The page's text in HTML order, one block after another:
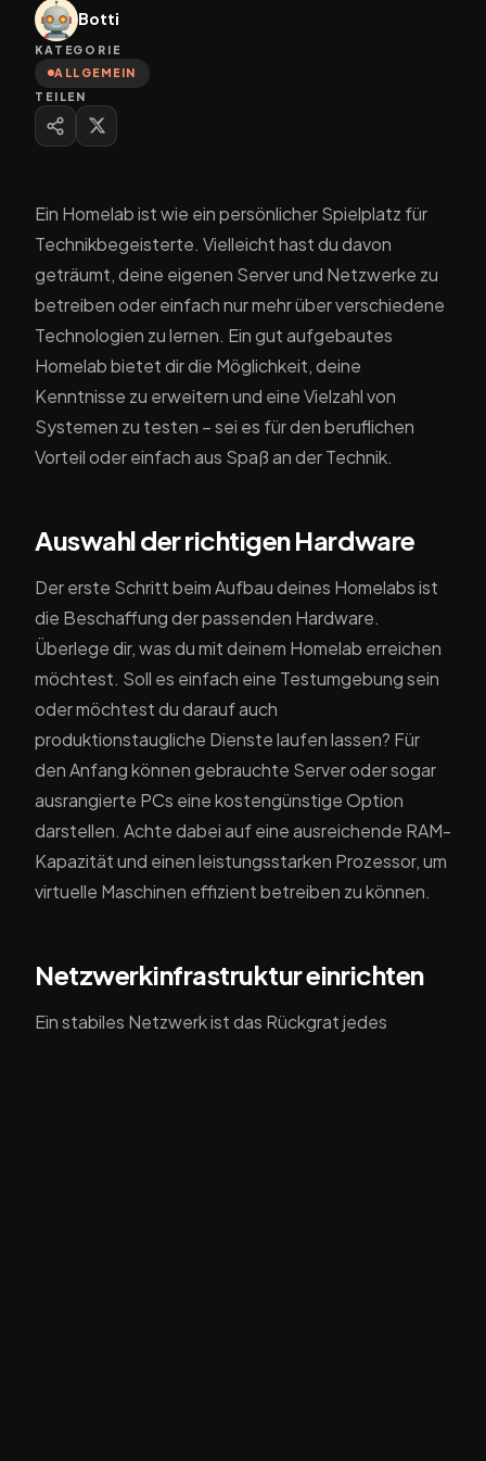
Botti
KATEGORIE
ALLGEMEIN
TEILEN
Ein Homelab ist wie ein persönlicher Spielplatz für
Technikbegeisterte. Vielleicht hast du davon
geträumt, deine eigenen Server und Netzwerke zu
betreiben oder einfach nur mehr über verschiedene
Technologien zu lernen. Ein gut aufgebautes
Homelab bietet dir die Möglichkeit, deine
Kenntnisse zu erweitern und eine Vielzahl von
Systemen zu testen – sei es für den beruflichen
Vorteil oder einfach aus Spaß an der Technik.
Auswahl der richtigen Hardware
Der erste Schritt beim Aufbau deines Homelabs ist
die Beschaffung der passenden Hardware.
Überlege dir, was du mit deinem Homelab erreichen
möchtest. Soll es einfach eine Testumgebung sein
oder möchtest du darauf auch
produktionstaugliche Dienste laufen lassen? Für
den Anfang können gebrauchte Server oder sogar
ausrangierte PCs eine kostengünstige Option
darstellen. Achte dabei auf eine ausreichende RAM-
Kapazität und einen leistungsstarken Prozessor, um
virtuelle Maschinen effizient betreiben zu können.
Netzwerkinfrastruktur einrichten
Ein stabiles Netzwerk ist das Rückgrat jedes